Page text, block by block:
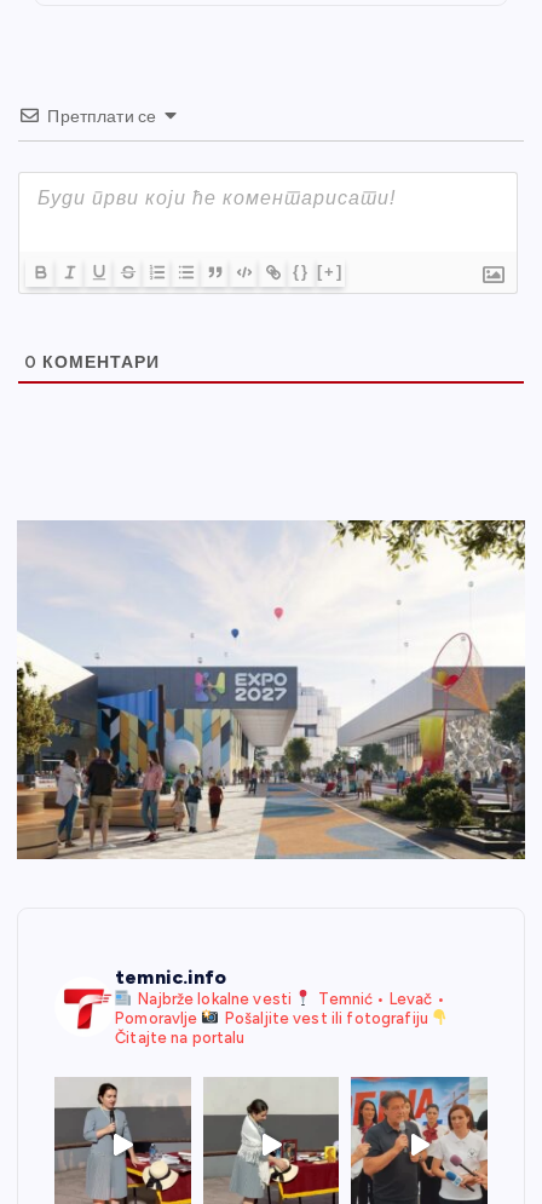
Претплати се
{} [+]
0 КОМЕНТАРИ
temnic.info
Najbrže lokalne vesti
Temnić • Levač •
Pomoravlje
Pošaljite vest ili fotografiju
Čitajte na portalu